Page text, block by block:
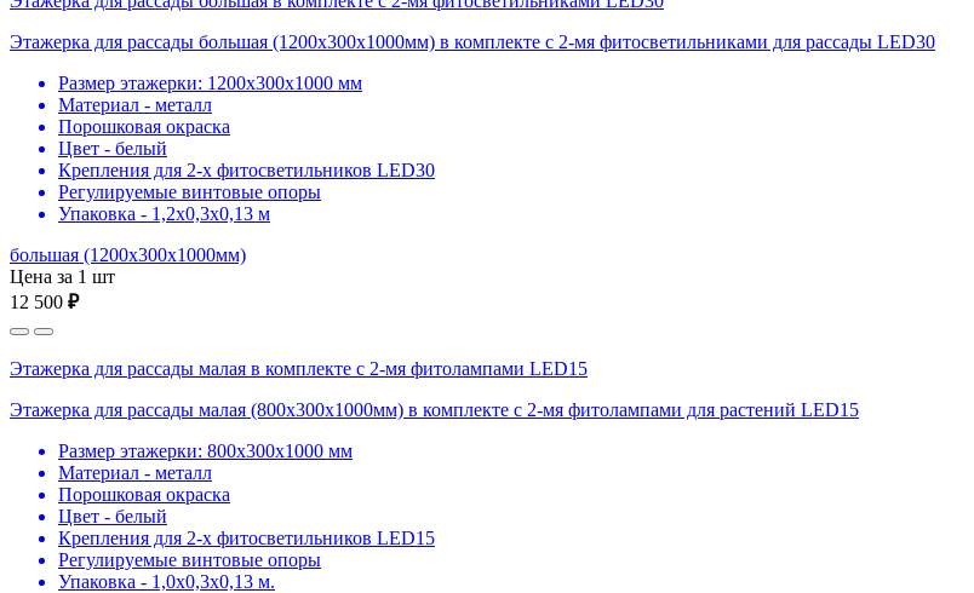
Этажерка для рассады большая (1200х300х1000мм) в комплекте с 2-мя фитосветильниками для рассады LED30
Размер этажерки: 1200х300х1000 мм
Материал - металл
Порошковая окраска
Цвет - белый
Крепления для 2-х фитосветильников LED30
Регулируемые винтовые опоры
Упаковка - 1,2х0,3х0,13 м
большая (1200х300х1000мм)
Цена за 1 шт
12 500 ₽
Этажерка для рассады малая в комплекте с 2-мя фитолампами LED15
Этажерка для рассады малая (800х300х1000мм) в комплекте с 2-мя фитолампами для растений LED15
Размер этажерки: 800х300х1000 мм
Материал - металл
Порошковая окраска
Цвет - белый
Крепления для 2-х фитосветильников LED15
Регулируемые винтовые опоры
Упаковка - 1,0х0,3х0,13 м.